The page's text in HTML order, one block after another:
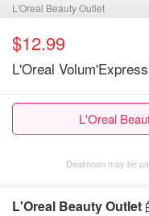
L'Oreal Beauty Outlet
$12.99
L'Oreal
L'Oreal
Dealmoon may be
L'Oreal Beauty Outlet